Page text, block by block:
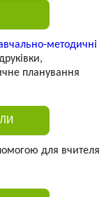
методичні
планування
для вчителя